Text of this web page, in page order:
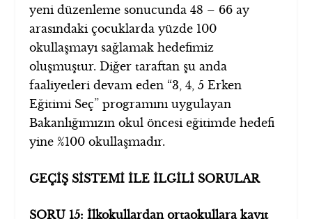
yeni düzenleme sonucunda 48 – 66 ay
arasındaki çocuklarda yüzde 100
okullaşmayı sağlamak hedefimiz
oluşmuştur. Diğer taraftan şu anda
faaliyetleri devam eden “3, 4, 5 Erken
Eğitimi Seç” programını uygulayan
Bakanlığımızın okul öncesi eğitimde hedefi
yine %100 okullaşmadır.
GEÇİŞ SİSTEMİ İLE İLGİLİ SORULAR
SORU 15: İlkokullardan ortaokullara kayıt